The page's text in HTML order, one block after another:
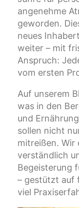
angenehme
geworden.
neues
weiter – mit
Anspruch:
vom ersten
Auf unserem
was in den
und
sollen nicht
mitreißen. Wir
verständlich
Begeisterung
– gestützt auf
viel